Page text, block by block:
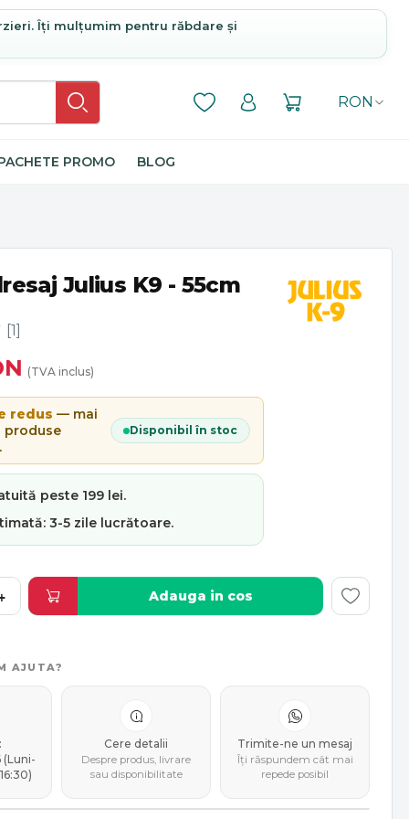
Îți mulțumim pentru răbdare și
RON
PROMO BLOG
Julius K9 - 55cm
[1]
(TVA inclus)
redus — mai
produse
Disponibil în stoc
peste 199 lei.
3-5 zile lucrătoare.
Adauga in cos
AJUTA?
(Luni-
Cere detalii
Despre produs, livrare
sau disponibilitate
Trimite-ne un mesaj
Îți răspundem cât mai
repede posibil